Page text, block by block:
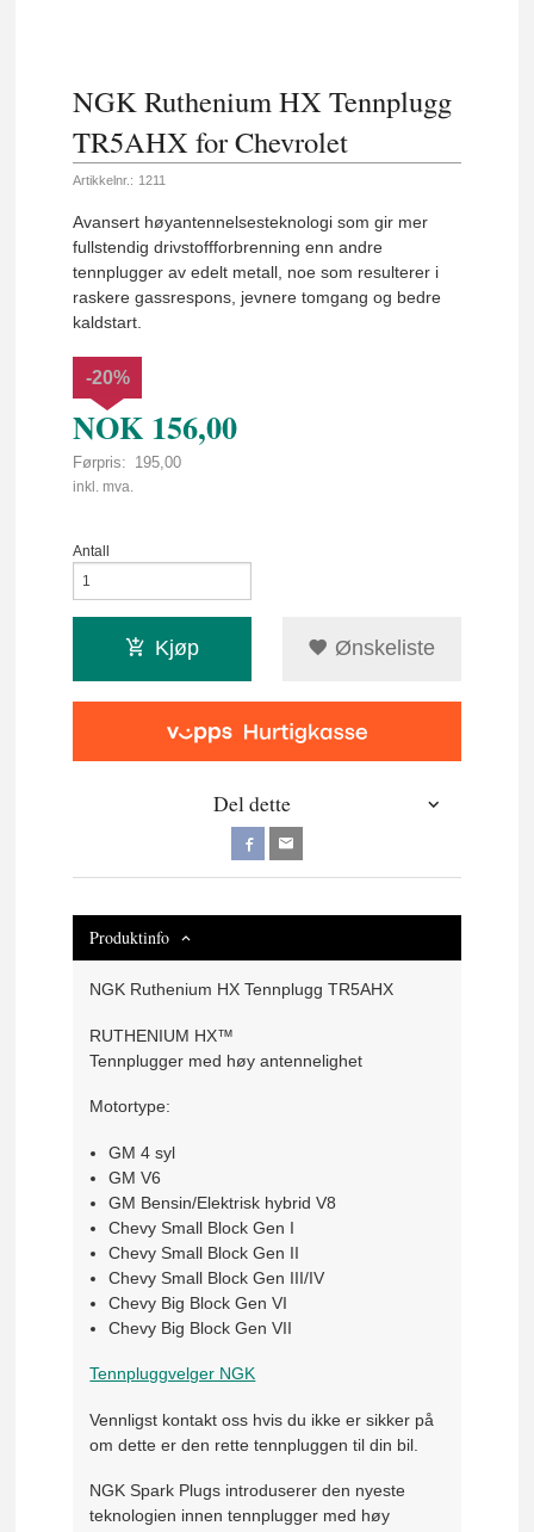
NGK Ruthenium HX Tennplugg
TR5AHX for Chevrolet
Artikkelnr.: 1211
Avansert høyantennelsesteknologi som gir mer
fullstendig drivstoffforbrenning enn andre
tennplugger av edelt metall, noe som resulterer i
raskere gassrespons, jevnere tomgang og bedre
kaldstart.
NOK 156,00
Førpris: 195,00
Rabatt
-20%
inkl. mva.
Antall
Kjøp Ønskeliste
Del dette
Produktinfo
NGK Ruthenium HX Tennplugg TR5AHX
RUTHENIUM HX™
Tennplugger med høy antennelighet
Motortype:
GM 4 syl
GM V6
GM Bensin/Elektrisk hybrid V8
Chevy Small Block Gen I
Chevy Small Block Gen II
Chevy Small Block Gen III/IV
Chevy Big Block Gen VI
Chevy Big Block Gen VII
Tennpluggvelger NGK
Vennligst kontakt oss hvis du ikke er sikker på
om dette er den rette tennpluggen til din bil.
NGK Spark Plugs introduserer den nyeste
teknologien innen tennplugger med høy